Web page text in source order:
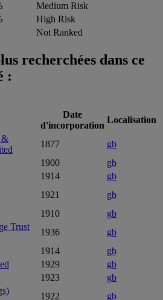
Medium Risk
High Risk
Not Ranked
recherchées dans ce
:
Date
d'incorporation
Localisation
&
1877
gb
1900
gb
1914
gb
1921
gb
1910
gb
Trust
1936
gb
1914
gb
1929
gb
1923
gb
1922
gb